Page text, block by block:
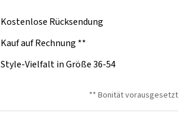
Kostenlose Rücksendung
Kauf auf Rechnung **
Style-Vielfalt in Größe 36-54
** Bonität vorausgesetzt